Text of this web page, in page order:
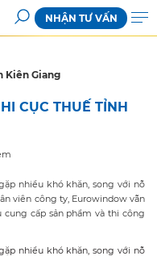
NHẬN TƯ VẤN
Kiên Giang
CỤC THUẾ TỈNH
nhiều khó khăn, song với nỗ
viên công ty, Eurowindow vẫn
cấp sản phẩm và thi công
nhiều khó khăn, song với nỗ